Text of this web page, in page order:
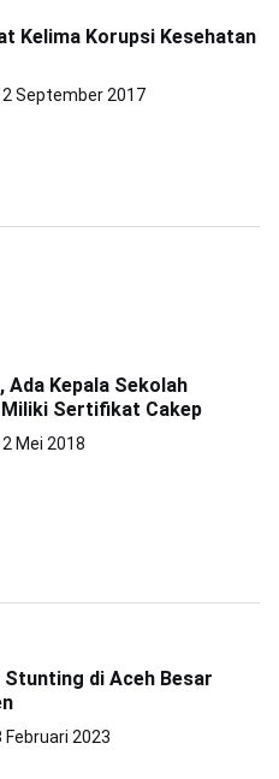
Kelima Korupsi Kesehatan
September 2017
Ada Kepala Sekolah
Sertifikat Cakep
Mei 2018
Stunting di Aceh Besar
Februari 2023